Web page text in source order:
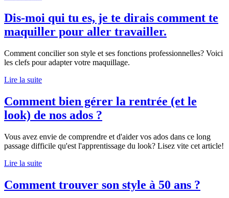
Dis-moi qui tu es, je te dirais comment te
maquiller pour aller travailler.
Comment concilier son style et ses fonctions professionnelles? Voici
les clefs pour adapter votre maquillage.
Lire la suite
Comment bien gérer la rentrée (et le
look) de nos ados ?
Vous avez envie de comprendre et d'aider vos ados dans ce long
passage difficile qu'est l'apprentissage du look? Lisez vite cet article!
Lire la suite
Comment trouver son style à 50 ans ?